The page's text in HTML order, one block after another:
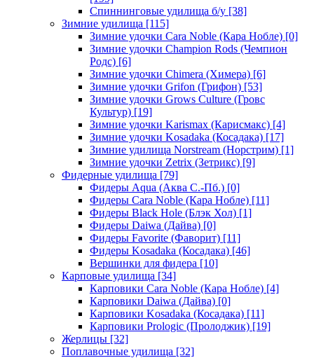
Спиннинговые удилища б/у [38]
Зимние удилища [115]
Зимние удочки Cara Noble (Кара Нобле) [0]
Зимние удочки Champion Rods (Чемпион
Родс) [6]
Зимние удочки Chimera (Химера) [6]
Зимние удочки Grifon (Грифон) [53]
Зимние удочки Grows Culture (Гровс
Культур) [19]
Зимние удочки Karismax (Карисмакс) [4]
Зимние удочки Kosadaka (Косадака) [17]
Зимние удилища Norstream (Норстрим) [1]
Зимние удочки Zetrix (Зетрикс) [9]
Фидерные удилища [79]
Фидеры Aqua (Аква С.-Пб.) [0]
Фидеры Cara Noble (Кара Нобле) [11]
Фидеры Black Hole (Блэк Хол) [1]
Фидеры Daiwa (Дайва) [0]
Фидеры Favorite (Фаворит) [11]
Фидеры Kosadaka (Косадака) [46]
Вершинки для фидера [10]
Карповые удилища [34]
Карповики Cara Noble (Кара Нобле) [4]
Карповики Daiwa (Дайва) [0]
Карповики Kosadaka (Косадака) [11]
Карповики Prologic (Пролоджик) [19]
Жерлицы [32]
Поплавочные удилища [32]